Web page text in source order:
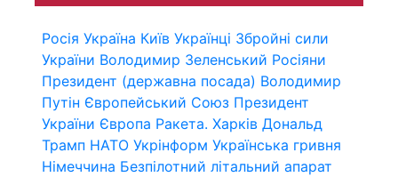
Росія Україна Київ Українці Збройні сили
України Володимир Зеленський Росіяни
Президент (державна посада) Володимир
Путін Європейський Союз Президент
України Європа Ракета. Харків Дональд
Трамп НАТО Укрінформ Українська гривня
Німеччина Безпілотний літальний апарат